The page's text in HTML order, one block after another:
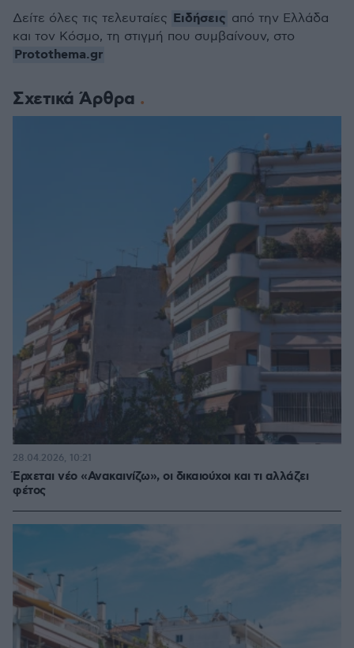
Σχετικά Άρθρα
Έρχεται νέο «Ανακαινίζω», oι δικαιούχοι και τι αλλάζει
φέτος
28.04.2026, 10:21
Δείτε όλες τις τελευταίες Ειδήσεις από την Ελλάδα
και τον Κόσμο, τη στιγμή που συμβαίνουν, στο
Protothema.gr